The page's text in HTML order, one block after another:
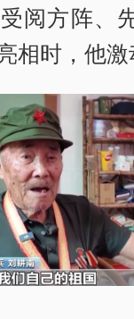
阅方阵、
相时，他激